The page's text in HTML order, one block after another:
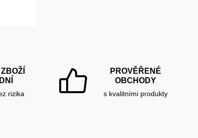
rizika
PROVĚŘENÉ
OBCHODY
s kvalitními produkty